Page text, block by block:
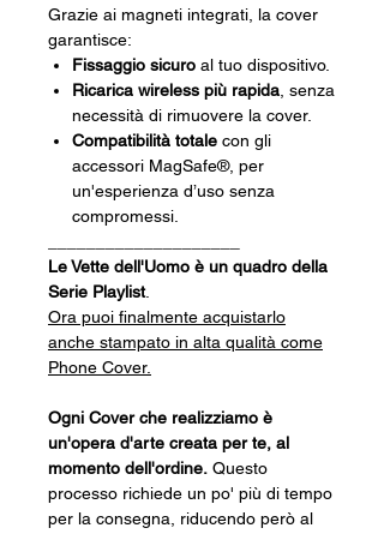
Grazie ai magneti integrati, la cover
garantisce:
Fissaggio sicuro al tuo dispositivo.
Ricarica wireless più rapida , senza
necessità di rimuovere la cover.
Compatibilità totale con gli
accessori MagSafe®, per
un'esperienza d’uso senza
compromessi.
Le Vette dell'Uomo è un quadro della
Serie Playlist.
Ora puoi finalmente acquistarlo
anche stampato in alta qualità come
Phone Cover.
Ogni Cover che realizziamo è
un'opera d'arte creata per te, al
momento dell'ordine. Questo
processo richiede un po' più di tempo
per la consegna, riducendo però al